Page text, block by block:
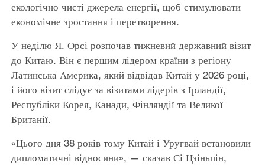
екологічно чисті джерела енергії, щоб стимулювати
економічне зростання і перетворення.
У неділю Я. Орсі розпочав тижневий державний візит
до Китаю. Він є першим лідером країни з регіону
Латинська Америка, який відвідав Китай у 2026 році,
і його візит слідує за візитами лідерів з Ірландії,
Республіки Корея, Канади, Фінляндії та Великої
Британії.
«Цього дня 38 років тому Китай і Уругвай встановили
дипломатичні відносини», — сказав Сі Цзіньпін,